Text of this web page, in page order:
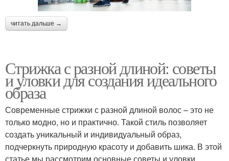
читать дальше →
Стрижка с разной длиной: советы
и уловки для создания идеального
образа
Современные стрижки с разной длиной волос – это не
только модно, но и практично. Такой стиль позволяет
создать уникальный и индивидуальный образ,
подчеркнуть природную красоту и добавить шика. В этой